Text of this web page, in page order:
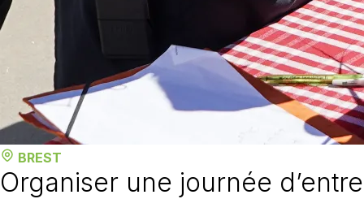
BREST
Organiser une journée